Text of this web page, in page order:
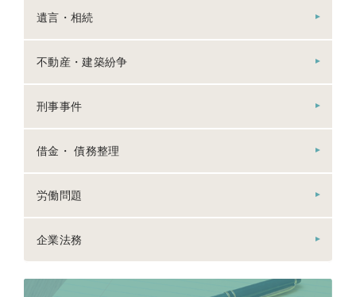
遺言・相続
不動産・建築紛争
刑事事件
借金・ 債務整理
労働問題
企業法務